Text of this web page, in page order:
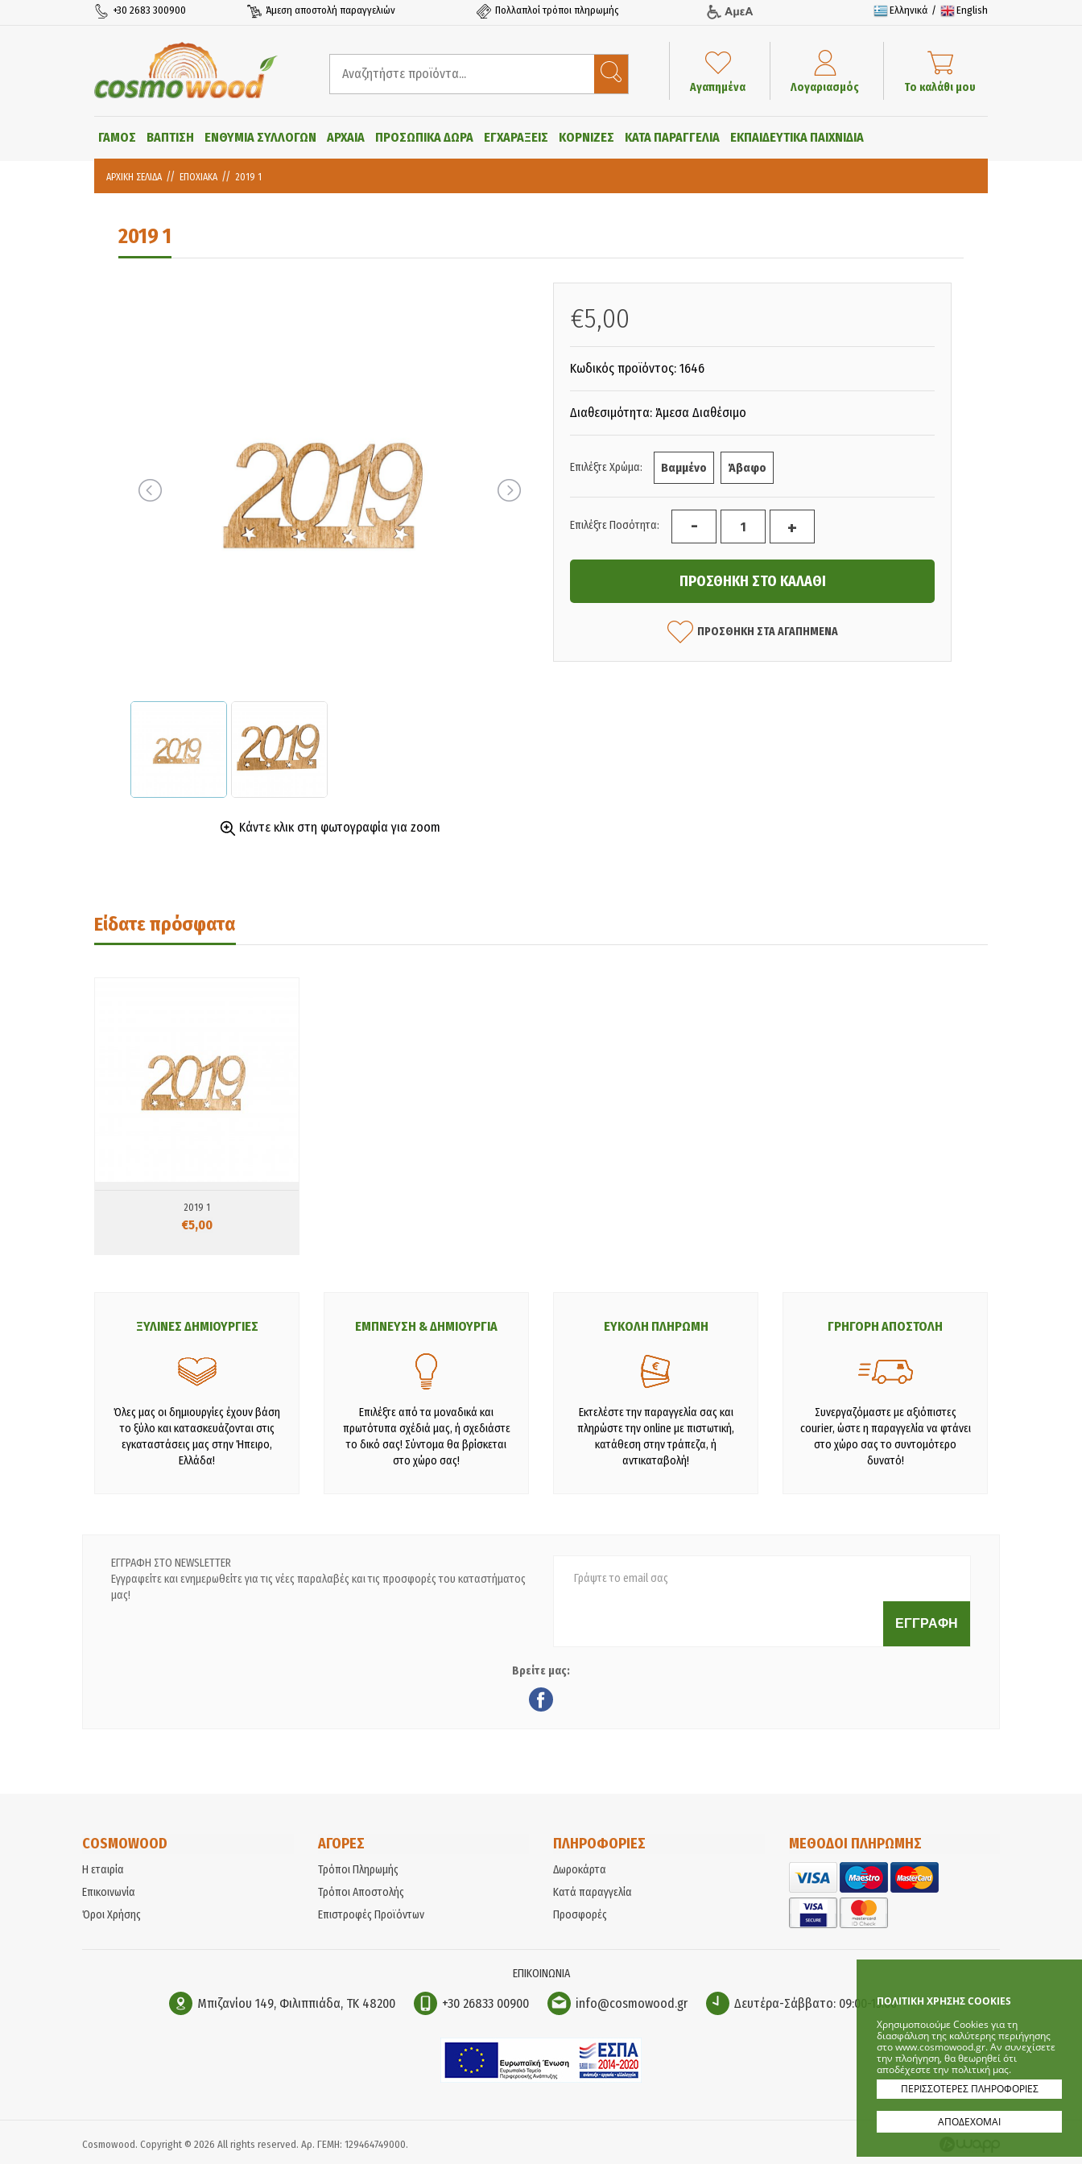
ΠΟΛΙΤΙΚΗ ΧΡΗΣΗΣ COOKIES
Χρησιμοποιούμε Cookies για τη
διασφάλιση της καλύτερης περιήγησης
στο www.cosmowood.gr. Αν συνεχίσετε
την πλοήγηση, θα θεωρηθεί ότι
αποδέχεστε την πολιτική μας.
ΠΕΡΙΣΣΟΤΕΡΕΣ ΠΛΗΡΟΦΟΡΙΕΣ
ΑΠΟΔΕΧΟΜΑΙ
+30 2683 300900 Άμεση αποστολή παραγγελιών Πολλαπλοί τρόποι πληρωμής Ελληνικά / English
Το καλάθι μου
Λογαριασμός
Αγαπημένα
ΓΑΜΟΣ ΒΑΠΤΙΣΗ ΕΝΘΥΜΙΑ ΣΥΛΛΟΓΩΝ ΑΡΧΑΙΑ ΠΡΟΣΩΠΙΚΑ ΔΩΡΑ ΕΓΧΑΡΑΞΕΙΣ ΚΟΡΝΙΖΕΣ ΚΑΤΑ ΠΑΡΑΓΓΕΛΙΑ ΕΚΠΑΙΔΕΥΤΙΚΑ ΠΑΙΧΝΙΔΙΑ
ΑΡΧΙΚΗ ΣΕΛΙΔΑ ΕΠΟΧΙΑΚΑ 2019 1
2019 1
Κάντε κλικ στη φωτογραφία για zoom
€5,00
Κωδικός προϊόντος: 1646
Διαθεσιμότητα: Άμεσα Διαθέσιμο
Επιλέξτε Χρώμα: Βαμμένο Άβαφο
Επιλέξτε Ποσότητα: - +
ΠΡΟΣΘΗΚΗ ΣΤΑ ΑΓΑΠΗΜΕΝΑ
Είδατε πρόσφατα
2019 1
€5,00
ΞΥΛΙΝΕΣ ΔΗΜΙΟΥΡΓΙΕΣ
Όλες μας οι δημιουργίες έχουν βάση
το ξύλο και κατασκευάζονται στις
εγκαταστάσεις μας στην Ήπειρο,
Ελλάδα!
ΕΜΠΝΕΥΣΗ & ΔΗΜΙΟΥΡΓΙΑ
Επιλέξτε από τα μοναδικά και
πρωτότυπα σχέδιά μας, ή σχεδιάστε
το δικό σας! Σύντομα θα βρίσκεται
στο χώρο σας!
ΕΥΚΟΛΗ ΠΛΗΡΩΜΗ
Εκτελέστε την παραγγελία σας και
πληρώστε την online με πιστωτική,
κατάθεση στην τράπεζα, ή
αντικαταβολή!
ΓΡΗΓΟΡΗ ΑΠΟΣΤΟΛΗ
Συνεργαζόμαστε με αξιόπιστες
courier, ώστε η παραγγελία να φτάνει
στο χώρο σας το συντομότερο
δυνατό!
ΕΓΓΡΑΦΗ ΣΤΟ NEWSLETTER
Εγγραφείτε και ενημερωθείτε για τις νέες παραλαβές και τις προσφορές του καταστήματος
μας!
ΕΓΓΡΑΦΗ
Βρείτε μας:
COSMOWOOD
Η εταιρία
Επικοινωνία
Όροι Χρήσης
ΑΓΟΡΕΣ
Τρόποι Πληρωμής
Τρόποι Αποστολής
Επιστροφές Προϊόντων
ΠΛΗΡΟΦΟΡΙΕΣ
Δωροκάρτα
Κατά παραγγελία
Προσφορές
ΜΕΘΟΔΟΙ ΠΛΗΡΩΜΗΣ
ΕΠΙΚΟΙΝΩΝΙΑ
Μπιζανίου 149, Φιλιππιάδα, ΤΚ 48200 +30 26833 00900 info@cosmowood.gr Δευτέρα-Σάββατο: 09:00-15:00
Cosmowood. Copyright © 2026 All rights reserved. Αρ. ΓΕΜΗ: 129464749000.